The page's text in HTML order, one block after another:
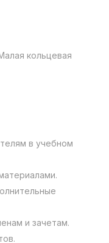
TOP
кольцевая
в учебном
и зачетам.Profil